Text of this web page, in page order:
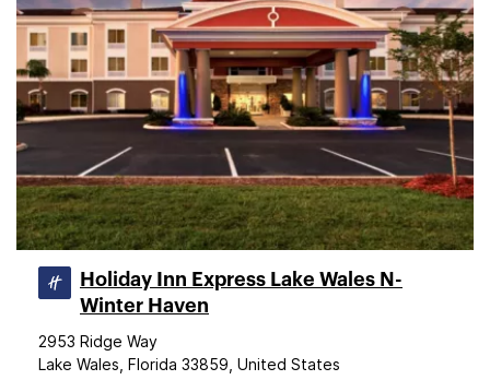
Holiday Inn Express Lake Wales N-
Winter Haven
2953 Ridge Way
Lake Wales, Florida 33859, United States